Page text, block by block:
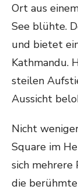
Ort aus
See blühte.
und bietet
Kathmandu.
steilen
Aussicht
Nicht
Square im
sich
die